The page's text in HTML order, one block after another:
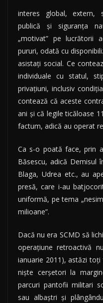
interes global, extern,
publică şi siguranţa
„motivat” pe lucrătorii
pururi, odată cu
asistaţi social. Ce
individuale cu statul,
privaţiuni, inclusiv
contează că aceste
ani şi că legile ticăloase
factum, adică au operat
Ca s-o poată face, prin
Băsescu, adică Demisul
Blaga, Udrea etc., au
presă, care i-au
uniformă, pe tema
milioane”.
Dacă nu era SCMD să
operaţiune retroactivă
ianuarie 2011), astăzi
nişte cerşetori la
parcuri pantofii militari
sau albaştri şi